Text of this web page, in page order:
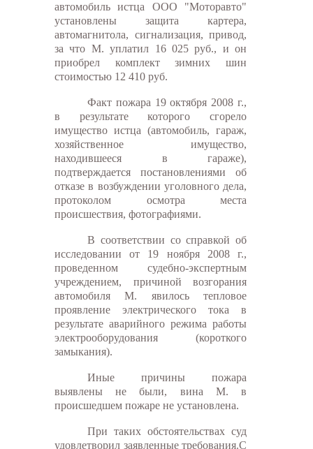
автомобиль истца ООО "Моторавто"
установлены защита картера,
автомагнитола, сигнализация, привод,
за что М. уплатил 16 025 руб., и он
приобрел комплект зимних шин
стоимостью 12 410 руб.
Факт пожара 19 октября 2008 г.,
в результате которого сгорело
имущество истца (автомобиль, гараж,
хозяйственное имущество,
находившееся в гараже),
подтверждается постановлениями об
отказе в возбуждении уголовного дела,
протоколом осмотра места
происшествия, фотографиями.
В соответствии со справкой об
исследовании от 19 ноября 2008 г.,
проведенном судебно-экспертным
учреждением, причиной возгорания
автомобиля М. явилось тепловое
проявление электрического тока в
результате аварийного режима работы
электрооборудования (короткого
замыкания).
Иные причины пожара
выявлены не были, вина М. в
происшедшем пожаре не установлена.
При таких обстоятельствах суд
удовлетворил заявленные требования.С